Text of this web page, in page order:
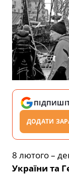
ДОДАТИ
8 лютого –
України та